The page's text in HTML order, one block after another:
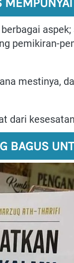
pemikiran-
mestinya,
dari
BAGUS